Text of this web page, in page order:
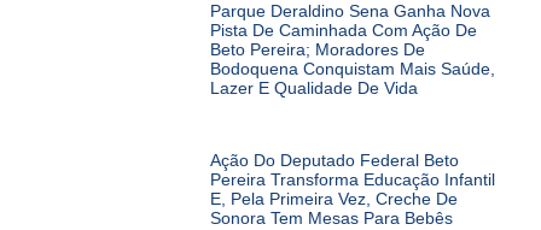
Parque Deraldino Sena Ganha Nova
Pista De Caminhada Com Ação De
Beto Pereira; Moradores De
Bodoquena Conquistam Mais Saúde,
Lazer E Qualidade De Vida
Ação Do Deputado Federal Beto
Pereira Transforma Educação Infantil
E, Pela Primeira Vez, Creche De
Sonora Tem Mesas Para Bebês